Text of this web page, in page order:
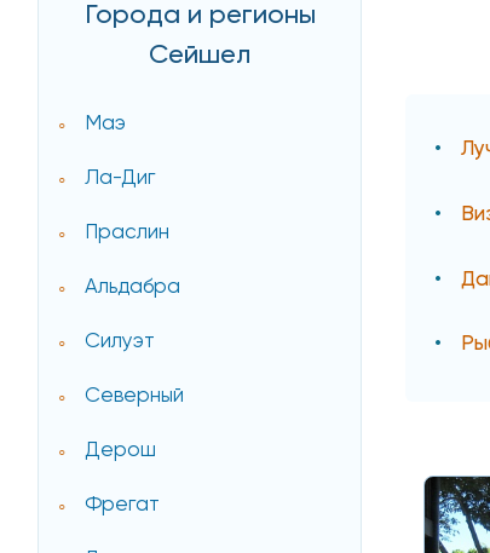
Города и регионы
Сейшел
Маэ
Ла-Диг
Праслин
Альдабра
Силуэт
Северный
Дерош
Фрегат